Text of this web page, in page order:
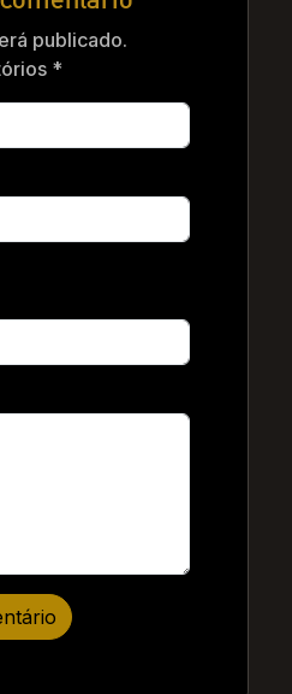
publicado.
*